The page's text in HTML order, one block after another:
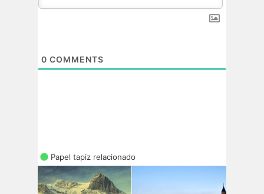
0 COMMENTS
Papel tapiz relacionado